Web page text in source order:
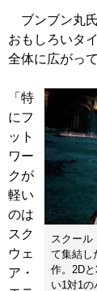
ブンブン丸氏
おもしろいタ
全体に広がっ
スクール
て集結し
作。2D
い1対1
「特
にフ
ット
ワー
クが
軽い
のは
スク
ウェ
ア・